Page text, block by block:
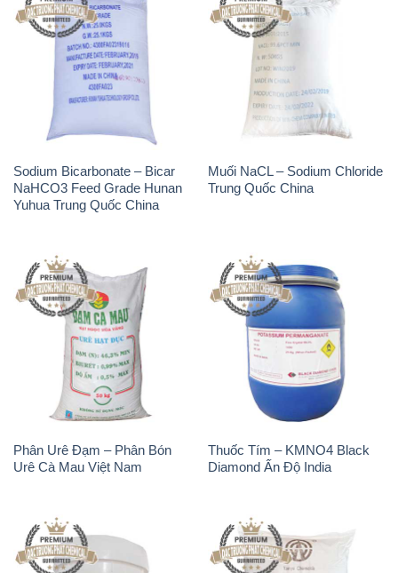
Sodium Bicarbonate – Bicar
NaHCO3 Feed Grade Hunan
Yuhua Trung Quốc China
Muối NaCL – Sodium Chloride
Trung Quốc China
Phân Urê Đạm – Phân Bón
Urê Cà Mau Việt Nam
Thuốc Tím – KMNO4 Black
Diamond Ấn Độ India